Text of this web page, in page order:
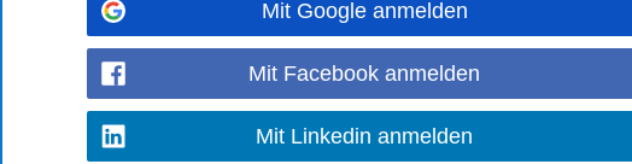
Feldbach
) ist eine führende außeruniversitäre Forschungseinrichtung im Bereich angewandter
sowie Städte und Netze...
Mit Google anmelden
Mit Facebook anmelden
Mit Linkedin anmelden